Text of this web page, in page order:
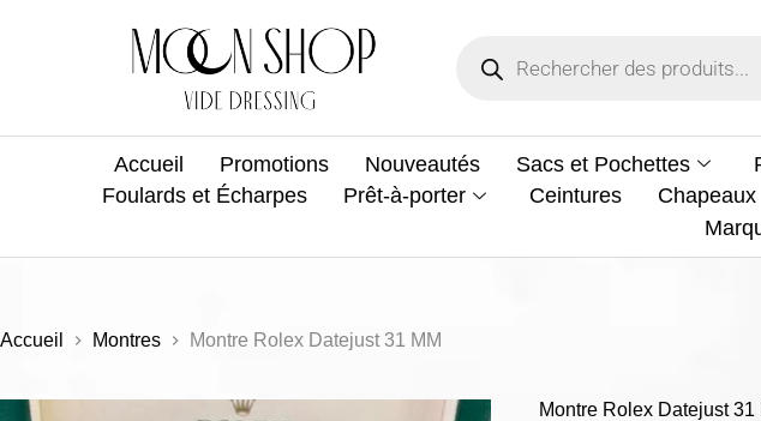
Accueil Promotions Nouveautés Sacs et Pochettes
Foulards et Écharpes
Prêt-à-porter Ceintures Chapeaux
Accueil Montres Montre Rolex Datejust 31 MM
Montre Rolex Datejust 31